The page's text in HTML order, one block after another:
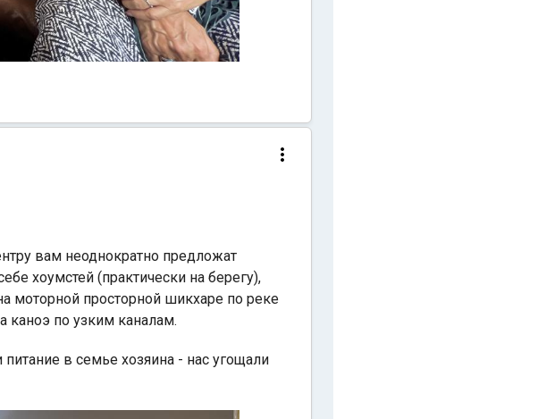
вам неоднократно предложат
хоумстей (практически на берегу),
моторной просторной шикхаре по реке
каноэ по узким каналам.
в семье хозяина - нас угощали